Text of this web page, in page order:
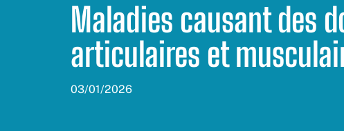
Maladies causant des
articulaires et
03/01/2026